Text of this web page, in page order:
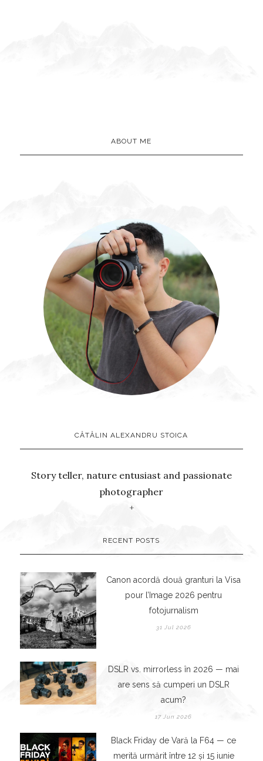
ABOUT ME
CĂTĂLIN ALEXANDRU STOICA
Story teller, nature entusiast and passionate
photographer
+
RECENT POSTS
Canon acordă două granturi la Visa
pour l’Image 2026 pentru
fotojurnalism
31 Jul 2026
DSLR vs. mirrorless în 2026 — mai
are sens să cumperi un DSLR
acum?
17 Jun 2026
Black Friday de Vară la F64 — ce
merită urmărit între 12 și 15 iunie